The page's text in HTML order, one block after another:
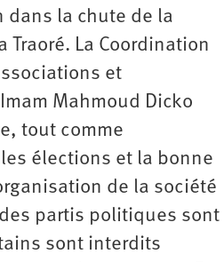
dans la chute de la
La Coordination
et
Mahmoud Dicko
tout comme
élections et la bonne
de la société
partis politiques sont
sont interdits